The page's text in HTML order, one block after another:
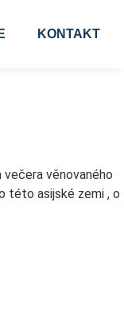
KONTAKT
věnovaného
této asijské zemi , o